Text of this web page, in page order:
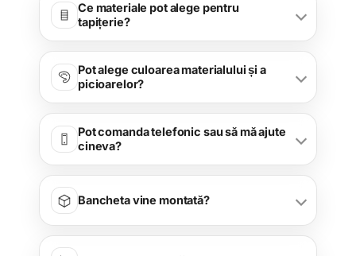
Ce materiale pot alege pentru
tapițerie?
Pot alege culoarea materialului și a
picioarelor?
Pot comanda telefonic sau să mă ajute
cineva?
Bancheta vine montată?